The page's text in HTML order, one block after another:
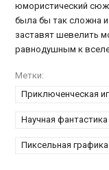
юмористический
была бы так сложна и
заставят шевелить
равнодушным к
Метки:
Приключенческая
Научная фантастика
Пиксельная графика